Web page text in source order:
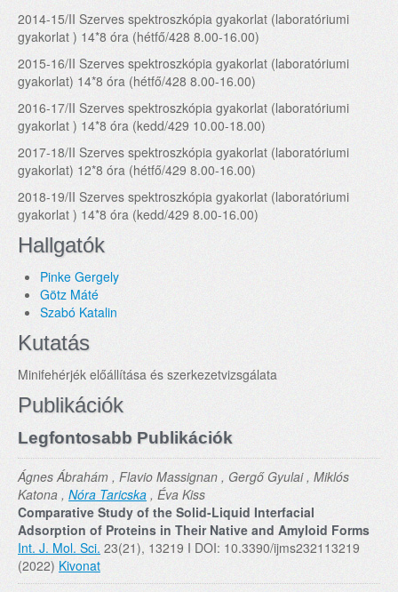
2014-15/II Szerves spektroszkópia gyakorlat (laboratóriumi
gyakorlat ) 14*8 óra (hétfő/428 8.00-16.00)
2015-16/II Szerves spektroszkópia gyakorlat (laboratóriumi
gyakorlat) 14*8 óra (hétfő/428 8.00-16.00)
2016-17/II Szerves spektroszkópia gyakorlat (laboratóriumi
gyakorlat ) 14*8 óra (kedd/429 10.00-18.00)
2017-18/II Szerves spektroszkópia gyakorlat (laboratóriumi
gyakorlat) 12*8 óra (hétfő/429 8.00-16.00)
2018-19/II Szerves spektroszkópia gyakorlat (laboratóriumi
gyakorlat ) 14*8 óra (kedd/429 8.00-16.00)
Hallgatók
Pinke Gergely
Götz Máté
Szabó Katalin
Kutatás
Minifehérjék előállítása és szerkezetvizsgálata
Publikációk
Legfontosabb Publikációk
Ágnes Ábrahám , Flavio Massignan , Gergő Gyulai , Miklós
Katona , Nóra Taricska , Éva Kiss
Comparative Study of the Solid-Liquid Interfacial
Adsorption of Proteins in Their Native and Amyloid Forms
Int. J. Mol. Sci. 23(21), 13219 I DOI: 10.3390/ijms232113219
(2022) Kivonat